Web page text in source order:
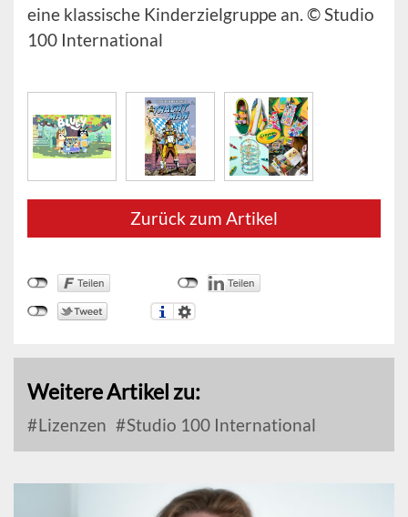
eine klassische Kinderzielgruppe an. © Studio
100 International
Zurück zum Artikel
Weitere Artikel zu:
Lizenzen Studio 100 International